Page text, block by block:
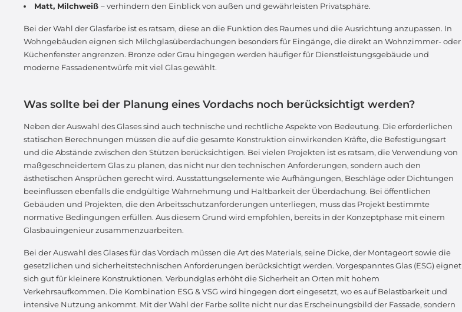
Matt, Milchweiß – verhindern den Einblick von außen und gewährleisten Privatsphäre.
Bei der Wahl der Glasfarbe ist es ratsam, diese an die Funktion des Raumes und die Ausrichtung anzupassen. In
Wohngebäuden eignen sich Milchglasüberdachungen besonders für Eingänge, die direkt an Wohnzimmer- oder
Küchenfenster angrenzen. Bronze oder Grau hingegen werden häufiger für Dienstleistungsgebäude und
moderne Fassadenentwürfe mit viel Glas gewählt.
Was sollte bei der Planung eines Vordachs noch berücksichtigt werden?
Neben der Auswahl des Glases sind auch technische und rechtliche Aspekte von Bedeutung. Die erforderlichen
statischen Berechnungen müssen die auf die gesamte Konstruktion einwirkenden Kräfte, die Befestigungsart
und die Abstände zwischen den Stützen berücksichtigen. Bei vielen Projekten ist es ratsam, die Verwendung von
maßgeschneidertem Glas zu planen, das nicht nur den technischen Anforderungen, sondern auch den
ästhetischen Ansprüchen gerecht wird. Ausstattungselemente wie Aufhängungen, Beschläge oder Dichtungen
beeinflussen ebenfalls die endgültige Wahrnehmung und Haltbarkeit der Überdachung. Bei öffentlichen
Gebäuden und Projekten, die den Arbeitsschutzanforderungen unterliegen, muss das Projekt bestimmte
normative Bedingungen erfüllen. Aus diesem Grund wird empfohlen, bereits in der Konzeptphase mit einem
Glasbauingenieur zusammenzuarbeiten.
Bei der Auswahl des Glases für das Vordach müssen die Art des Materials, seine Dicke, der Montageort sowie die
gesetzlichen und sicherheitstechnischen Anforderungen berücksichtigt werden. Vorgespanntes Glas (ESG) eignet
sich gut für kleinere Konstruktionen. Verbundglas erhöht die Sicherheit an Orten mit hohem
Verkehrsaufkommen. Die Kombination ESG & VSG wird hingegen dort eingesetzt, wo es auf Belastbarkeit und
intensive Nutzung ankommt. Mit der Wahl der Farbe sollte nicht nur das Erscheinungsbild der Fassade, sondern